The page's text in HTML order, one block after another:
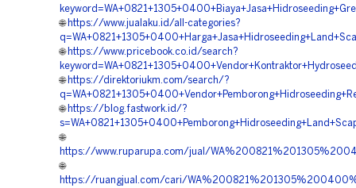
🌐 https://www.jualaku.id/all-categories?
🌐 https://www.pricebook.co.id/search?
🌐 https://direktoriukm.com/search/?
🌐 https://blog.fastwork.id/?
🌐
https://www.ruparupa.com/jual/
🌐
https://ruangjual.com/cari/